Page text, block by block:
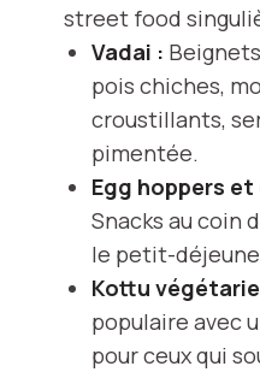
street food
Vadai :
pois chiches,
croustillants,
pimentée.
Egg hoppers
Snacks au coin
le petit-
Kottu
populaire avec
pour ceux qui